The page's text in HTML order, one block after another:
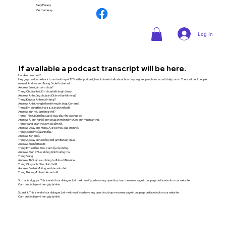
Easy Peasy
Vietnamesy
Log In
If available a podcast transcript will be here.
Hỏi: Ăn cơm chưa?
Hey guys, welcome back to our tenth ep of EPV. In this podcast, I would love to talk about how do you greet people in casual/ daily convo. There will be 2 people,
named: Andrew and Trang. So, let’s started:
Andrew: Em ơi, ăn cơm chưa?
Trang: Chưa anh ơi. Em chưa biết ăn gì tối nay.
Andrew: Anh cũng chưa ăn. Đi ăn với anh không?
Trang: Được ạ. Anh muốn ăn gì?
Andrew: Anh không biết mình muốn ăn gì. Còn em?
Trang: Em cũng thế. Haizz, à ăn bún riêu đi!!
Andrew: Bún riêu là món gì thế?
Trang: Trời ơi, bún riêu cua có cua, đậu rán, cà chua đó.
Andrew: À, anh nghĩ là anh chưa ăn món này. Được anh muốn ăn thử.
Trang: Vâng, đi ăn thôi. Em đói lắm rồi.
Andrew: Okay em. Haha. À, đi xe máy của em nhé?
Trang: Xe máy của anh đâu?
Andrew: Ben đi rồi.
Trang: À, okay anh. Không biết anh Ben ăn chưa.
Andrew: Em hỏi Ben đi!!
Trang: Em sợ lắm. Em sợ anh ấy nói không.
Andrew: Điên à? Nói không bình thường mà.
Trang: Vâng.
Andrew: Thôi, lần sau chúng ta đi ăn với Ben nhé.
Trang: Okay anh. Nào, đi ăn thôi!!!
Andrew: Em biết đường, em bảo anh nhé.
Trang: Biết rồi, đi nhanh lên anh ơi!!
So that is all, guys. This is end of our dialogue. Let me know if you have any question, drop me a message in our page on facebook or our website.
Cám ơn các bạn và hẹn gặp lại nhé.
So just it. This is end of our dialogue. Let me know if you have any question, drop me a message in our page on facebook or our website.
Cám ơn các bạn và hẹn gặp lại nhé.